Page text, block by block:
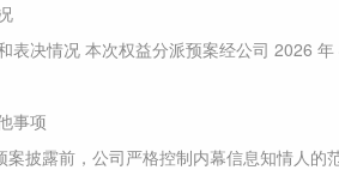
表决情况 本次权益分派预案经公司 2026
事项
披露前，公司严格控制内幕信息知情人的